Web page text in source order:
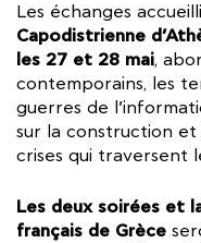
Les échanges
Capodistrienne
les 27 et 28 mai,
contemporains, les
guerres de
sur la construction et
crises qui traversent
Les deux soirées et
français de Grèce